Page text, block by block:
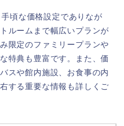
頃な価格設定でありなが
ルームまで幅広いプランが
限定のファミリープランや
特典も豊富です。また、価
スや館内施設、お食事の内
する重要な情報も詳しくご